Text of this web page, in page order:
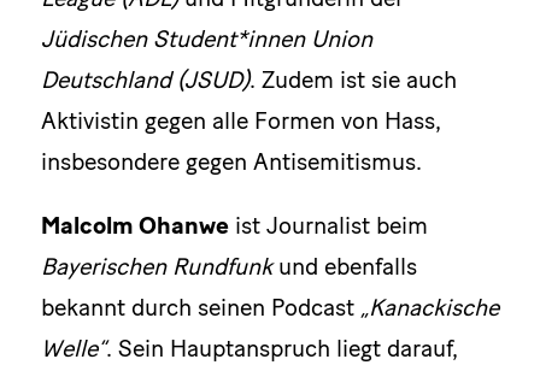
Jüdischen Student*innen Union
Deutschland (JSUD). Zudem ist sie auch
Aktivistin gegen alle Formen von Hass,
insbesondere gegen Antisemitismus.
Malcolm Ohanweist Journalist beim
Bayerischen Rundfunkund ebenfalls
bekannt durch seinen Podcast „Kanackische
Welle“. Sein Hauptanspruch liegt darauf,